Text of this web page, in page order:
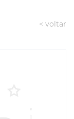
< voltar